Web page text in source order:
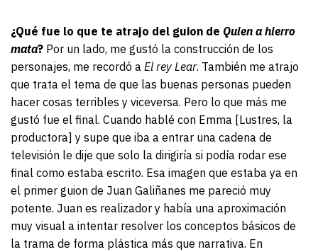
¿Qué fue lo que te atrajo del guion de Quien a hierro
mata? Por un lado, me gustó la construcción de los
personajes, me recordó a El rey Lear. También me atrajo
que trata el tema de que las buenas personas pueden
hacer cosas terribles y viceversa. Pero lo que más me
gustó fue el final. Cuando hablé con Emma [Lustres, la
productora] y supe que iba a entrar una cadena de
televisión le dije que solo la dirigiría si podía rodar ese
final como estaba escrito. Esa imagen que estaba ya en
el primer guion de Juan Galiñanes me pareció muy
potente. Juan es realizador y había una aproximación
muy visual a intentar resolver los conceptos básicos de
la trama de forma plástica más que narrativa. En